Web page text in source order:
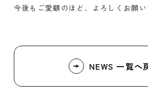
今後もご愛顧のほど、よろしくお願い
NEWS 一覧へ